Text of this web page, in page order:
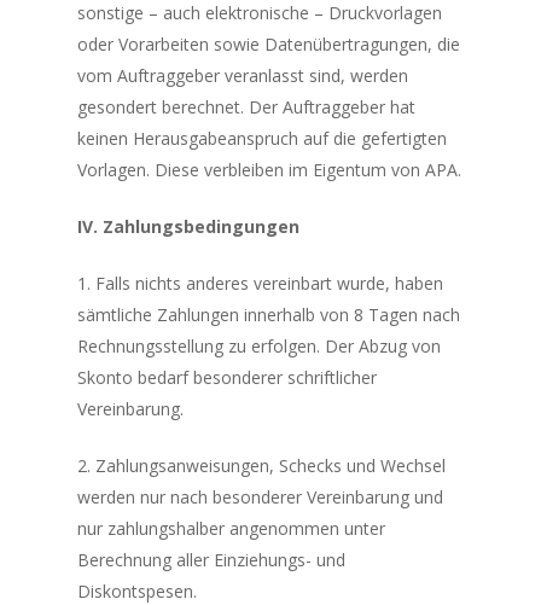
sonstige – auch elektronische – Druckvorlagen
oder Vorarbeiten sowie Datenübertragungen, die
vom Auftraggeber veranlasst sind, werden
gesondert berechnet. Der Auftraggeber hat
keinen Herausgabeanspruch auf die gefertigten
Vorlagen. Diese verbleiben im Eigentum von APA.
IV. Zahlungsbedingungen
1. Falls nichts anderes vereinbart wurde, haben
sämtliche Zahlungen innerhalb von 8 Tagen nach
Rechnungsstellung zu erfolgen. Der Abzug von
Skonto bedarf besonderer schriftlicher
Vereinbarung.
2. Zahlungsanweisungen, Schecks und Wechsel
werden nur nach besonderer Vereinbarung und
nur zahlungshalber angenommen unter
Berechnung aller Einziehungs- und
Diskontspesen.